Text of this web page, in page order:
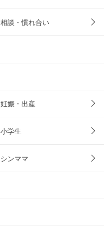
相談・慣れ合い
妊娠・出産
小学生
シンママ